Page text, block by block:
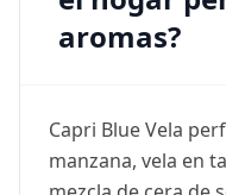
aromas?
Capri Blue Vela
manzana, vela en